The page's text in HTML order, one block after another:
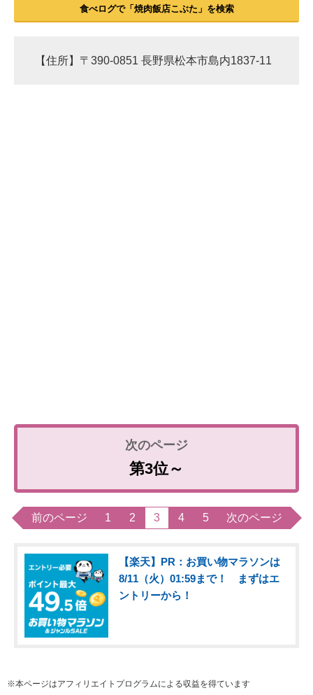
食べログで「焼肉飯店こぶた」を検索
【住所】〒390-0851 長野県松本市島内1837-11
第3位～
前のページ 1 2 3 4 5 次のページ
【楽天】PR：お買い物マラソンは
8/11（火）01:59まで！ まずはエ
ントリーから！
※本ページはアフィリエイトプログラムによる収益を得ています